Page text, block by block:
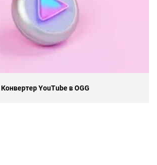
Конвертер YouTube в OGG